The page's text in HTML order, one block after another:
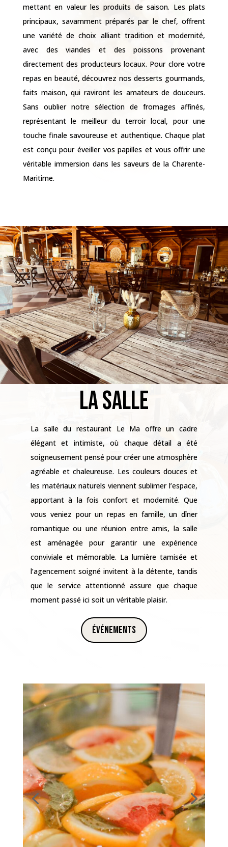
une variété de choix alliant tradition et modernité,
avec des viandes et des poissons provenant
directement des producteurs locaux. Pour clore votre
repas en beauté, découvrez nos desserts gourmands,
faits maison, qui raviront les amateurs de douceurs.
Sans oublier notre sélection de fromages affinés,
représentant le meilleur du terroir local, pour une
touche finale savoureuse et authentique. Chaque plat
est conçu pour éveiller vos papilles et vous offrir une
véritable immersion dans les saveurs de la Charente-
Maritime.
La salle
La salle du restaurant Le Ma offre un cadre
élégant et intimiste, où chaque détail a été
soigneusement pensé pour créer une atmosphère
agréable et chaleureuse. Les couleurs douces et
les matériaux naturels viennent sublimer l’espace,
apportant à la fois confort et modernité. Que
vous veniez pour un repas en famille, un dîner
romantique ou une réunion entre amis, la salle
est aménagée pour garantir une expérience
conviviale et mémorable. La lumière tamisée et
l’agencement soigné invitent à la détente, tandis
que le service attentionné assure que chaque
moment passé ici soit un véritable plaisir.
Événements